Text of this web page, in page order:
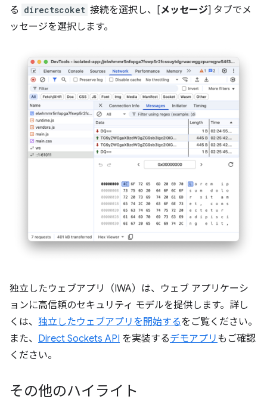
る directscoket 接続を選択し、[メッセージ] タブでメ
ッセージを選択します。
独立したウェブアプリ（IWA）は、ウェブ アプリケーシ
ョンに高信頼のセキュリティ モデルを提供します。詳し
くは、 独立したウェブアプリを開始するをご覧ください。
また、 Direct Sockets API を実装するデモアプリ もご確認
ください。
その他のハイライト